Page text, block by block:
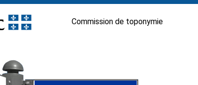
Commission de toponymie